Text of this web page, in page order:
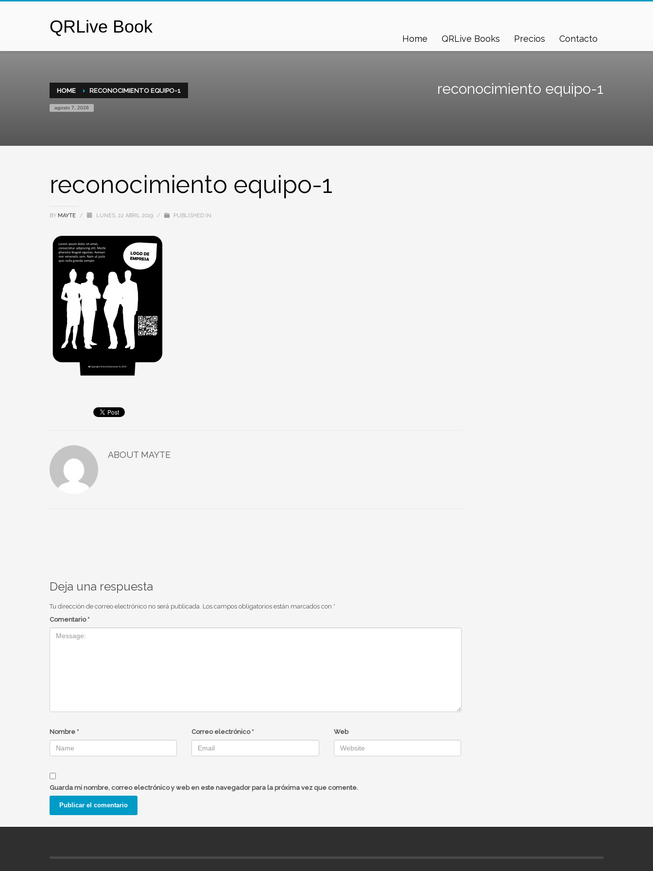
QRLive Book
Home QRLive Books Precios Contacto
HOME RECONOCIMIENTO EQUIPO-1
agosto 7, 2026
reconocimiento equipo-1
reconocimiento equipo-1
BY MAYTE / LUNES, 22 ABRIL 2019 / PUBLISHED IN
ABOUT MAYTE
Deja una respuesta
Tu dirección de correo electrónico no será publicada. Los campos obligatorios están marcados con *
Comentario *
Nombre * Correo electrónico * Web
Guarda mi nombre, correo electrónico y web en este navegador para la próxima vez que comente.